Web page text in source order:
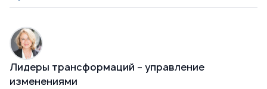
Лидеры трансформаций – управление
изменениями